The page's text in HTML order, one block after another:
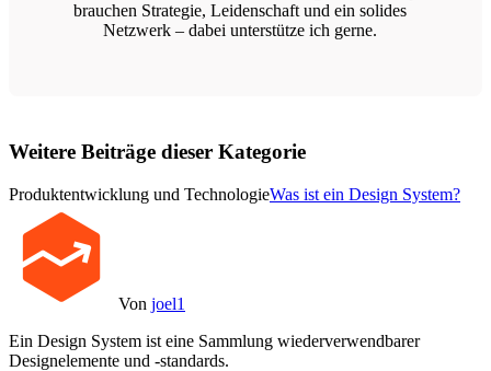
brauchen Strategie, Leidenschaft und ein solides
Netzwerk – dabei unterstütze ich gerne.
Weitere Beiträge dieser Kategorie
Produktentwicklung und TechnologieWas ist ein Design System?
Von joel1
Ein Design System ist eine Sammlung wiederverwendbarer
Designelemente und -standards.